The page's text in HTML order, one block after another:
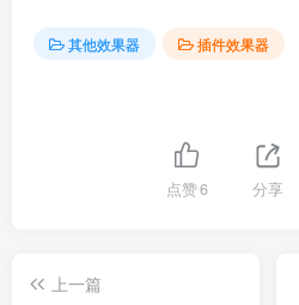
其他效果器 插件效果器
点赞6 分享
上一篇